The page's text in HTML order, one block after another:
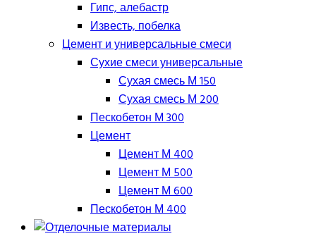
Гипс, алебастр
Известь, побелка
Цемент и универсальные смеси
Сухие смеси универсальные
Сухая смесь М 150
Сухая смесь М 200
Пескобетон М 300
Цемент
Цемент М 400
Цемент М 500
Цемент М 600
Пескобетон М 400